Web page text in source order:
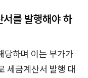
를 발행해야 하
하며 이는 부가가
세금계산서 발행 대